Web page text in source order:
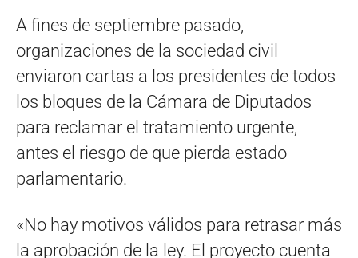
A fines de septiembre pasado,
organizaciones de la sociedad civil
enviaron cartas a los presidentes de todos
los bloques de la Cámara de Diputados
para reclamar el tratamiento urgente,
antes el riesgo de que pierda estado
parlamentario.
«No hay motivos válidos para retrasar más
la aprobación de la ley. El proyecto cuenta